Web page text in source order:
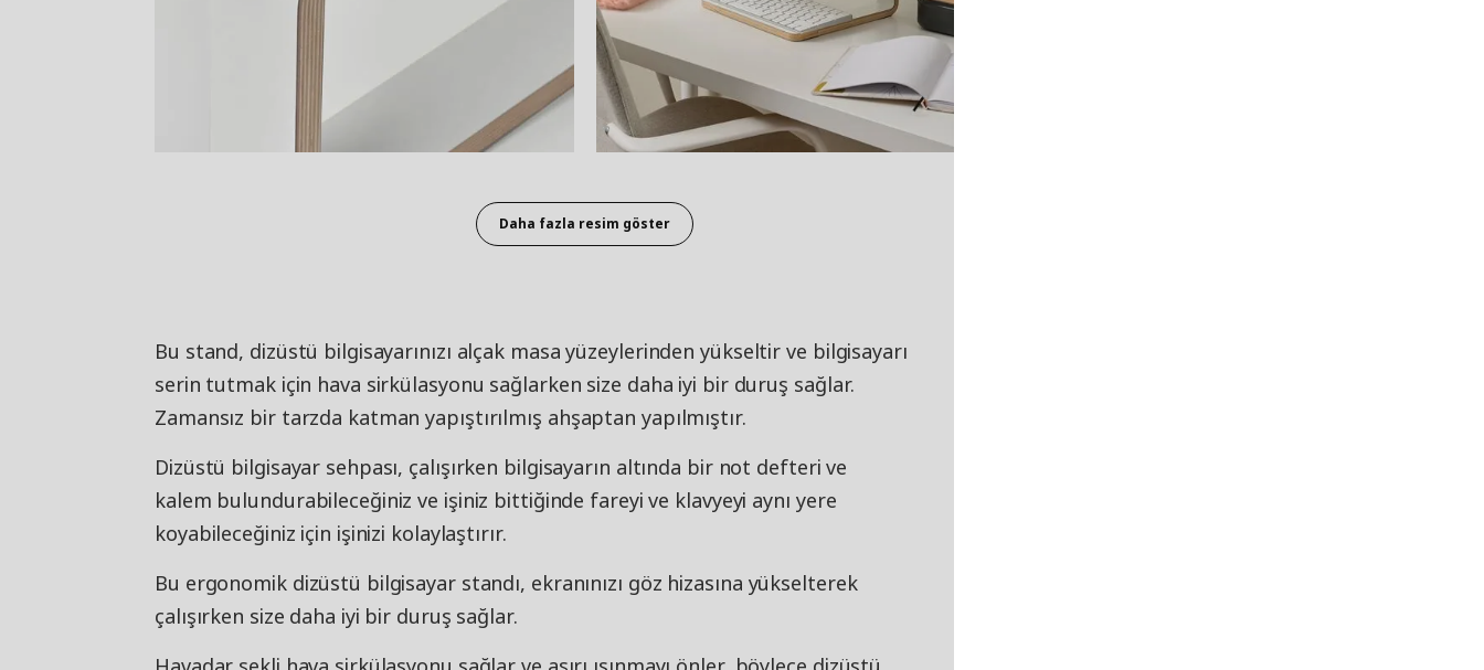
Daha fazla resim göster
Bu stand, dizüstü bilgisayarınızı alçak masa yüzeylerinden yükseltir ve bilgisayarı
serin tutmak için hava sirkülasyonu sağlarken size daha iyi bir duruş sağlar.
Zamansız bir tarzda katman yapıştırılmış ahşaptan yapılmıştır.
Dizüstü bilgisayar sehpası, çalışırken bilgisayarın altında bir not defteri ve
kalem bulundurabileceğiniz ve işiniz bittiğinde fareyi ve klavyeyi aynı yere
koyabileceğiniz için işinizi kolaylaştırır.
Bu ergonomik dizüstü bilgisayar standı, ekranınızı göz hizasına yükselterek
çalışırken size daha iyi bir duruş sağlar.